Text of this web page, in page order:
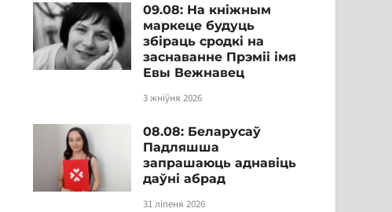
09.08: На кніжным
маркеце будуць
збіраць сродкі на
заснаванне Прэміі імя
Евы Вежнавец
3 жніўня 2026
08.08: Беларусаў
Падляшша
запрашаюць аднавіць
даўні абрад
31 ліпеня 2026